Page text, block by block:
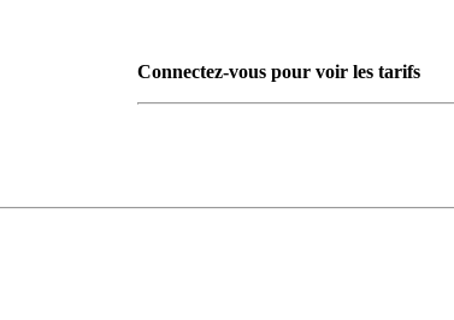
Connectez-vous pour voir les tarifs